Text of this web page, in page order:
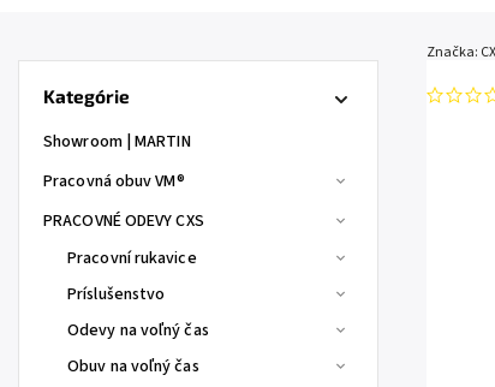
Kategórie
Showroom | MARTIN
Pracovná obuv VM®
PRACOVNÉ ODEVY CXS
Pracovní rukavice
Príslušenstvo
Odevy na voľný čas
Obuv na voľný čas
Značka: